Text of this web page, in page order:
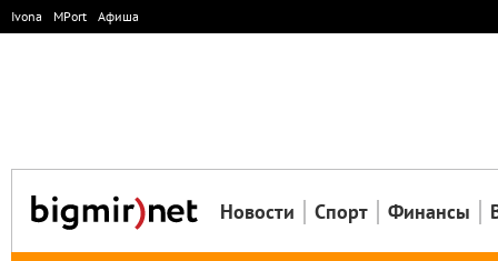
Ivona MPort Афиша
Новости Спорт Финансы